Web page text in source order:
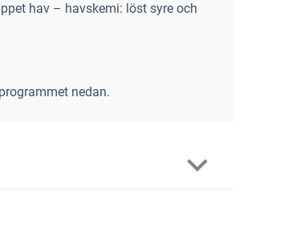
hav – havskemi: löst syre och
nedan.